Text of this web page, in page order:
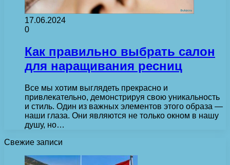
17.06.2024
0
Как правильно выбрать салон
для наращивания ресниц
Все мы хотим выглядеть прекрасно и
привлекательно, демонстрируя свою уникальность
и стиль. Один из важных элементов этого образа —
наши глаза. Они являются не только окном в нашу
душу, но…
Свежие записи